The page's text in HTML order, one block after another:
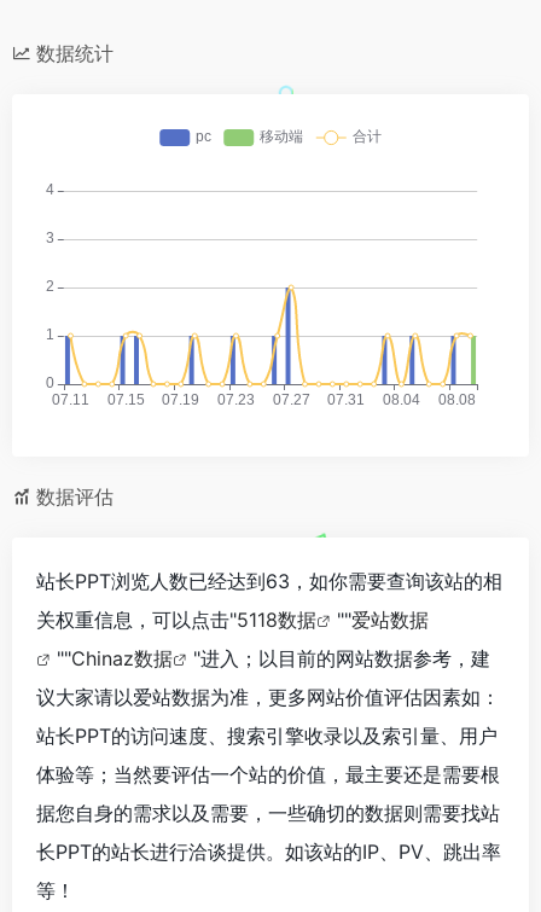
数据统计
数据评估
站长PPT浏览人数已经达到63，如你需要查询该站的相
关权重信息，可以点击"5118数据 ""爱站数据
""Chinaz数据
"进入；以目前的网站数据参考，建
议大家请以爱站数据为准，更多网站价值评估因素如：
站长PPT的访问速度、搜索引擎收录以及索引量、用户
体验等；当然要评估一个站的价值，最主要还是需要根
据您自身的需求以及需要，一些确切的数据则需要找站
长PPT的站长进行洽谈提供。如该站的IP、PV、跳出率
等！